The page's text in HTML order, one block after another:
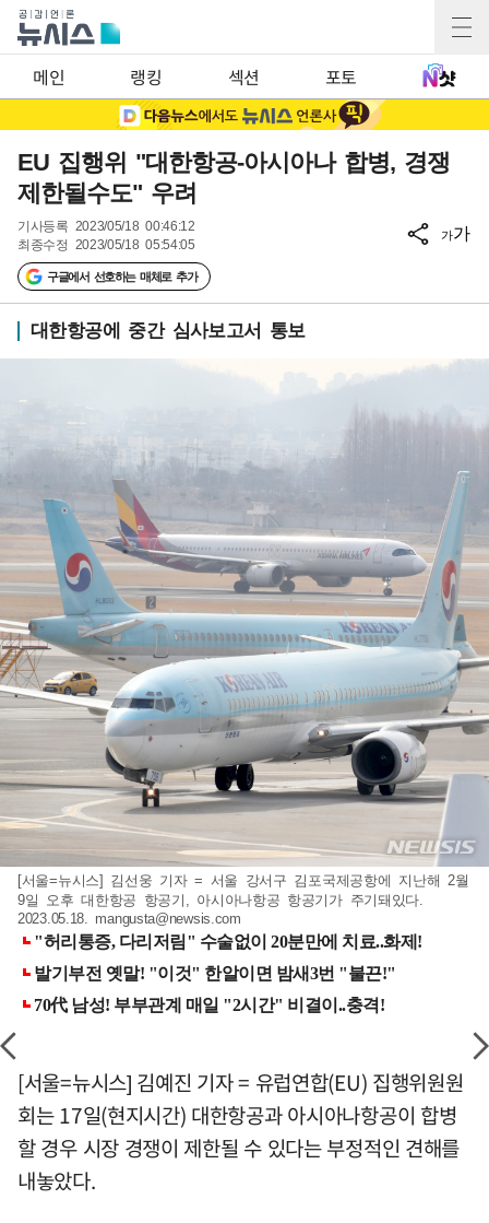
메인 랭킹 섹션 포토
EU 집행위 "대한항공-아시아나 합병, 경쟁
제한될수도" 우려
기사등록 2023/05/18 00:46:12
최종수정 2023/05/18 05:54:05
구글에서 선호하는 매체로 추가
가가
대한항공에 중간 심사보고서 통보
[서울=뉴시스] 김선웅 기자 = 서울 강서구 김포국제공항에 지난해 2월
9일 오후 대한항공 항공기, 아시아나항공 항공기가 주기돼있다.
2023.05.18. mangusta@newsis.com
[서울=뉴시스] 김예진 기자 = 유럽연합(EU) 집행위원원
회는 17일(현지시간) 대한항공과 아시아나항공이 합병
할 경우 시장 경쟁이 제한될 수 있다는 부정적인 견해를
내놓았다.